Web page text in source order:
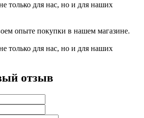
только для нас, но и для наших
опыте покупки в нашем магазине.
только для нас, но и для наших
отзыв